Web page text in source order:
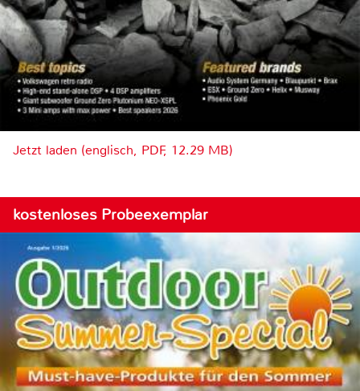
Jetzt laden (englisch, PDF, 12.29 MB)
kostenloses Probeexemplar